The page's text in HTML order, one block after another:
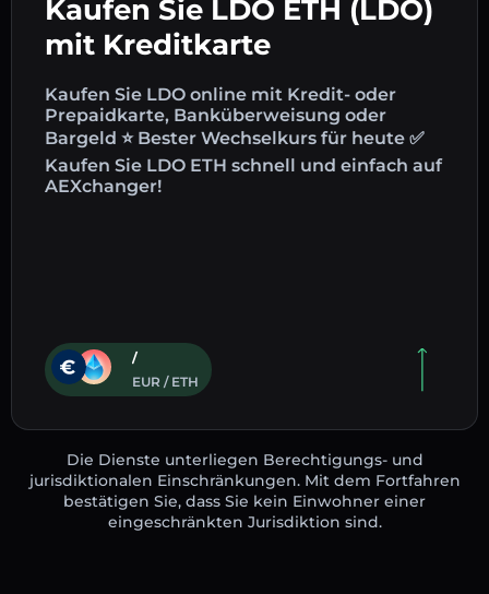
Kaufen Sie LDO ETH (LDO)
mit Kreditkarte
Kaufen Sie LDO online mit Kredit- oder
Prepaidkarte, Banküberweisung oder
Bargeld ⭐ Bester Wechselkurs für heute ✅
Kaufen Sie LDO ETH schnell und einfach auf
AEXchanger!
/
EUR / ETH
Die Dienste unterliegen Berechtigungs- und
jurisdiktionalen Einschränkungen. Mit dem Fortfahren
bestätigen Sie, dass Sie kein Einwohner einer
eingeschränkten Jurisdiktion sind.